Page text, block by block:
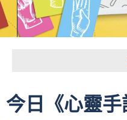
今日《心靈